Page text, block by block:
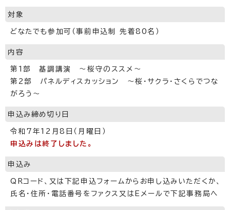
対象
どなたでも参加可（事前申込制 先着80名）
内容
第1部 基調講演 ～桜守のススメ～
第2部 パネルディスカッション ～桜・サクラ・さくらでつな
がろう～
申込み締め切り日
令和7年12月8日（月曜日）
申込みは終了しました。
申込み
QRコード、又は下記申込フォームからお申し込みいただくか、
氏名・住所・電話番号をファクス又はEメールで下記事務局へ